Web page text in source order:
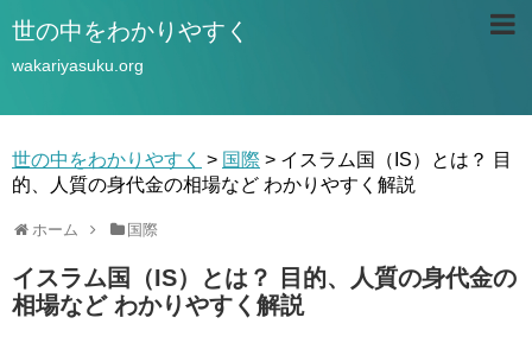
世の中をわかりやすく
wakariyasuku.org
世の中をわかりやすく > 国際 > イスラム国（IS）とは？ 目
的、人質の身代金の相場など わかりやすく解説
ホーム 国際
イスラム国（IS）とは？ 目的、人質の身代金の
相場など わかりやすく解説